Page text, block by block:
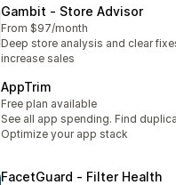
Gambit ‑ Store Advisor
From $97/month
Deep store analysis and clear
increase sales
AppTrim
Free plan available
See all app spending. Find
Optimize your app stack
FacetGuard ‑ Filter Health